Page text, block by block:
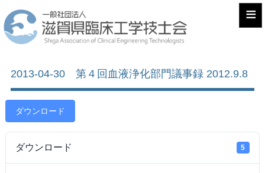
≡
2013-04-30 第４回血液浄化部門議事録 2012.9.8
ダウンロード
ダウンロード 5